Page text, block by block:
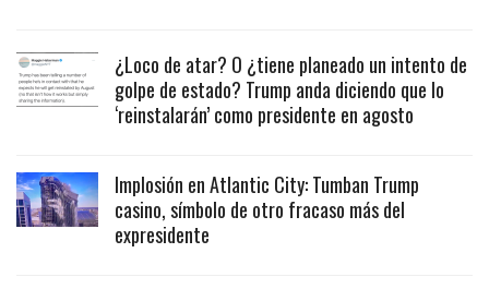
¿Loco de atar? O ¿tiene planeado un intento de
golpe de estado? Trump anda diciendo que lo
‘reinstalarán’ como presidente en agosto
Implosión en Atlantic City: Tumban Trump
casino, símbolo de otro fracaso más del
expresidente